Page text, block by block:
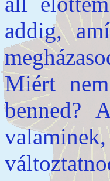
addig,
Miért
benned?